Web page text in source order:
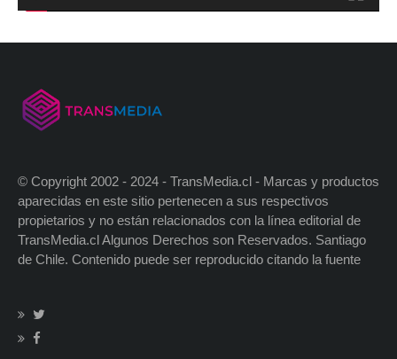
© Copyright 2002 - 2024 - TransMedia.cl - Marcas y productos
aparecidas en este sitio pertenecen a sus respectivos
propietarios y no están relacionados con la línea editorial de
TransMedia.cl Algunos Derechos son Reservados. Santiago
de Chile. Contenido puede ser reproducido citando la fuente